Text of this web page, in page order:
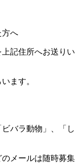
方へ
記住所へお送りい
ます。
バラ動物」、「し
メールは随時募集